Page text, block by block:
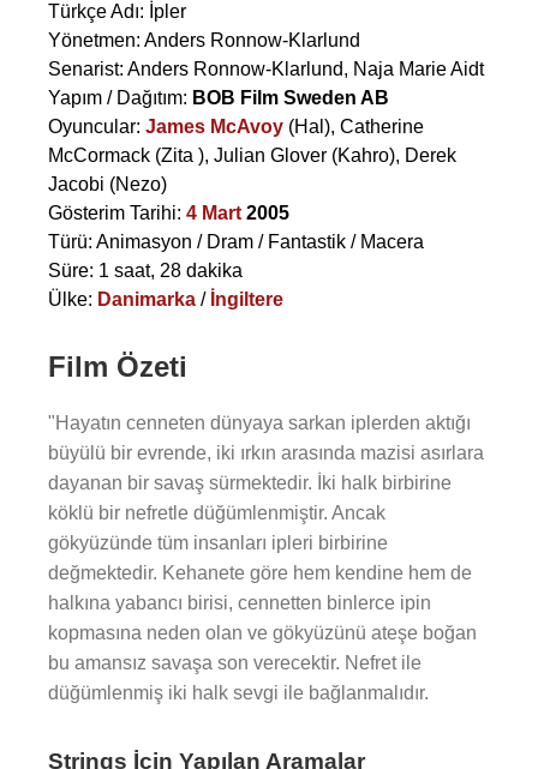
Türkçe Adı: İpler
Yönetmen: Anders Ronnow-Klarlund
Senarist: Anders Ronnow-Klarlund, Naja Marie Aidt
Yapım / Dağıtım: BOB Film Sweden AB
Oyuncular: James McAvoy (Hal), Catherine
McCormack (Zita ), Julian Glover (Kahro), Derek
Jacobi (Nezo)
Gösterim Tarihi: 4 Mart 2005
Türü: Animasyon / Dram / Fantastik / Macera
Süre: 1 saat, 28 dakika
Ülke: Danimarka / İngiltere
Film Özeti
"Hayatın cenneten dünyaya sarkan iplerden aktığı
büyülü bir evrende, iki ırkın arasında mazisi asırlara
dayanan bir savaş sürmektedir. İki halk birbirine
köklü bir nefretle düğümlenmiştir. Ancak
gökyüzünde tüm insanları ipleri birbirine
değmektedir. Kehanete göre hem kendine hem de
halkına yabancı birisi, cennetten binlerce ipin
kopmasına neden olan ve gökyüzünü ateşe boğan
bu amansız savaşa son verecektir. Nefret ile
düğümlenmiş iki halk sevgi ile bağlanmalıdır.
Strings İçin Yapılan Aramalar